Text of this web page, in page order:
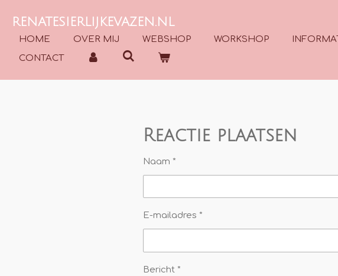
direct
naar
hoofdinhoud
RENATESIERLIJKEVAZEN.NL
HOME OVER MIJ WEBSHOP WORKSHOP
CONTACT
Reactie plaatsen
Naam *
E-mailadres *
Bericht *